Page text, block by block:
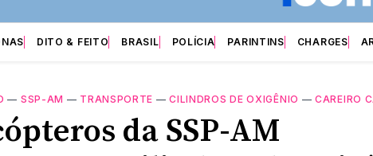
DITO & FEITO BRASIL POLÍCIA PARINTINS CHARGES
— SSP-AM — TRANSPORTE —CILINDROS DE OXIGÊNIO —CAREIRO
da SSP-AM